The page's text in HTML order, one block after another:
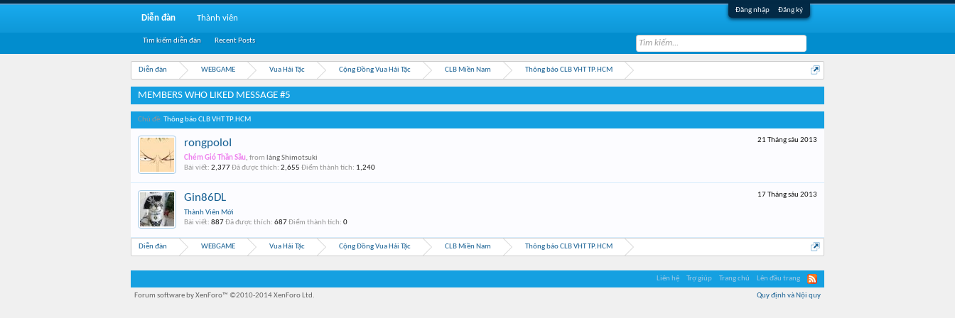
Đăng nhập Đăng ký
Diễn đàn WEBGAME Vua Hải Tặc Cộng Đồng Vua Hải Tặc CLB Miền Nam Thông báo CLB VHT TP.HCM
MEMBERS WHO LIKED MESSAGE #5
Chủ đề: Thông báo CLB VHT TP.HCM
21 Tháng sáu 2013
rongpoloI
Chém Gió Thần Sầu, from làng Shimotsuki
Bài viết: 2,377Đã được thích: 2,655 Điểm thành tích: 1,240
17 Tháng sáu 2013
Gin86DL
Thành Viên Mới
Bài viết: 887Đã được thích: 687Điểm thành tích: 0
Diễn đàn WEBGAME Vua Hải Tặc Cộng Đồng Vua Hải Tặc CLB Miền Nam Thông báo CLB VHT TP.HCM
Diễn đàn
Tìm kiếm diễn đàn Recent Posts
Thành viên
Liên hệ Trợ giúp Trang chủ Lên đầu trang
Quy định và Nội quy
Forum software by XenForo™ ©2010-2014 XenForo Ltd.